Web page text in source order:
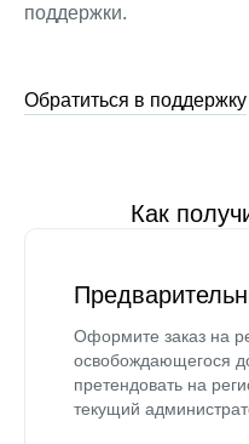
поддержки.
Обратиться в поддержку
Как
Оформите заказ на
освобождающегося
претендовать на
текущий